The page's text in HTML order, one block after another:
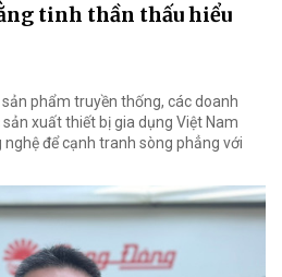
tinh thần thấu hiểu
phẩm truyền thống, các doanh
xuất thiết bị gia dụng Việt Nam
để cạnh tranh sòng phẳng với